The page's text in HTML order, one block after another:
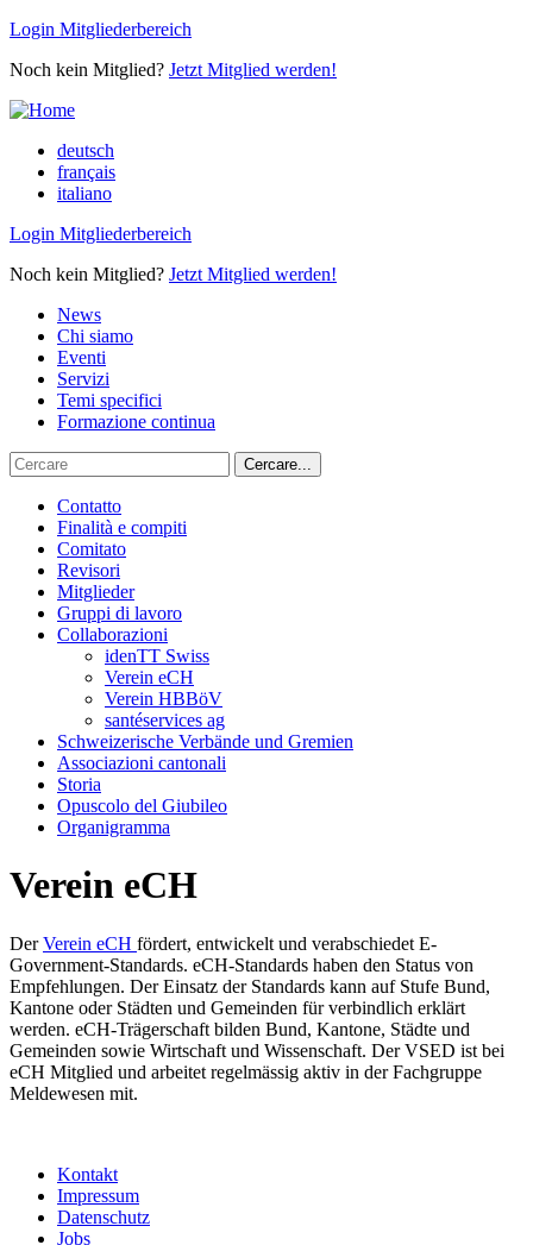
Login Mitgliederbereich
Noch kein Mitglied? Jetzt Mitglied werden!
deutsch
français
italiano
Login Mitgliederbereich
Noch kein Mitglied? Jetzt Mitglied werden!
News
Chi siamo
Eventi
Servizi
Temi specifici
Formazione continua
Contatto
Finalità e compiti
Comitato
Revisori
Mitglieder
Gruppi di lavoro
Collaborazioni
idenTT Swiss
Verein eCH
Verein HBBöV
santéservices ag
Schweizerische Verbände und Gremien
Associazioni cantonali
Storia
Opuscolo del Giubileo
Organigramma
Verein eCH
DerVerein eCH fördert, entwickelt und verabschiedet E-
Government-Standards. eCH-Standards haben den Status von
Empfehlungen. Der Einsatz der Standards kann auf Stufe Bund,
Kantone oder Städten und Gemeinden für verbindlich erklärt
werden. eCH-Trägerschaft bilden Bund, Kantone, Städte und
Gemeinden sowie Wirtschaft und Wissenschaft. Der VSED ist bei
eCH Mitglied und arbeitet regelmässig aktiv in der Fachgruppe
Meldewesen mit.
Kontakt
Impressum
Datenschutz
Jobs